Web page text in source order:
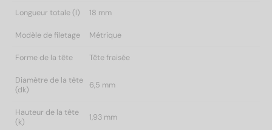
Longueur totale (l) 18 mm
Modèle de filetage Métrique
Forme de la tête Tête fraisée
Diamètre de la tête
(dk)
6,5 mm
Hauteur de la tête
(k)
1,93 mm